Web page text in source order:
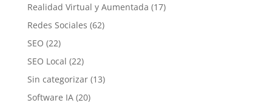
Realidad Virtual y Aumentada (17)
Redes Sociales (62)
SEO (22)
SEO Local (22)
Sin categorizar(13)
Software IA(20)